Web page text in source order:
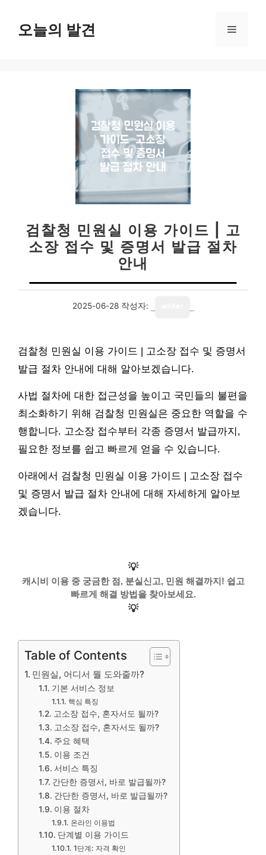
오늘의 발견 메
검찰청 민원실 이용 가이드 | 고
소장 접수 및 증명서 발급 절차
안내
2025-06-28 작성자:
검찰청 민원실 이용 가이드 | 고소장 접수 및 증명서
발급 절차 안내에 대해 알아보겠습니다.
사법 절차에 대한 접근성을 높이고 국민들의 불편을
최소화하기 위해 검찰청 민원실은 중요한 역할을 수
행합니다. 고소장 접수부터 각종 증명서 발급까지,
필요한 정보를 쉽고 빠르게 얻을 수 있습니다.
아래에서 검찰청 민원실 이용 가이드 | 고소장 접수
및 증명서 발급 절차 안내에 대해 자세하게 알아보
겠습니다.
💡
캐시비 이용 중 궁금한 점, 분실신고, 민원 해결까지! 쉽고
빠르게 해결 방법을 찾아보세요.
💡
Table of Contents
민원실, 어디서 뭘 도와줄까?
기본 서비스 정보
핵심 특징
고소장 접수, 혼자서도 될까?
고소장 접수, 혼자서도 될까?
주요 혜택
이용 조건
서비스 특징
간단한 증명서, 바로 발급될까?
간단한 증명서, 바로 발급될까?
이용 절차
온라인 이용법
단계별 이용 가이드
1단계: 자격 확인